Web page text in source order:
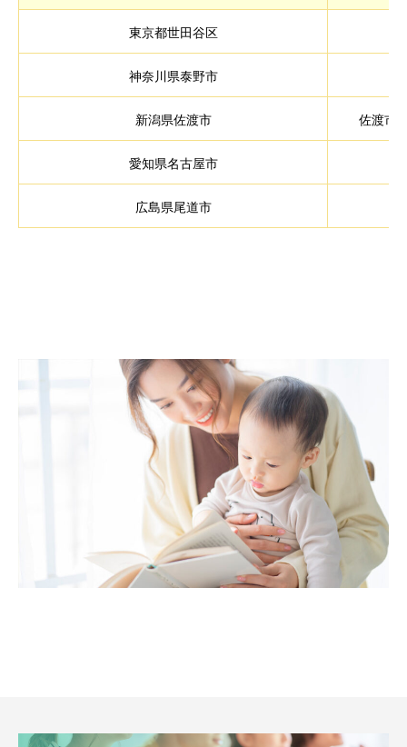
東京都世田谷区
神奈川県泰野市
新潟県佐渡市 佐渡市
愛知県名古屋市
広島県尾道市